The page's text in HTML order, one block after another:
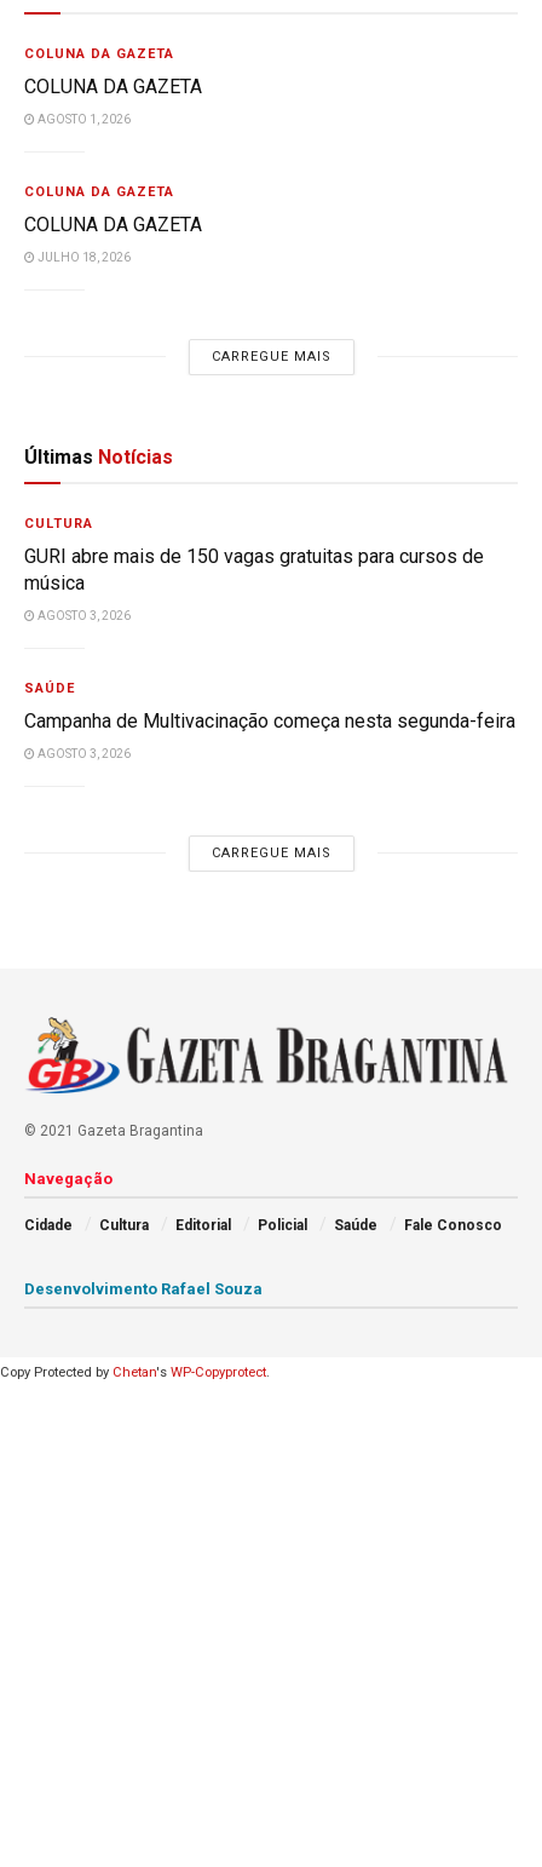
COLUNA DA GAZETA
COLUNA DA GAZETA
AGOSTO 1, 2026
COLUNA DA GAZETA
COLUNA DA GAZETA
JULHO 18, 2026
CARREGUE MAIS
Últimas Notícias
CULTURA
GURI abre mais de 150 vagas gratuitas para cursos de
música
AGOSTO 3, 2026
SAÚDE
Campanha de Multivacinação começa nesta segunda-feira
AGOSTO 3, 2026
CARREGUE MAIS
© 2021 Gazeta Bragantina
Navegação
Cidade Cultura Editorial Policial Saúde Fale Conosco
Desenvolvimento Rafael Souza
Copy Protected by Chetan's WP-Copyprotect.